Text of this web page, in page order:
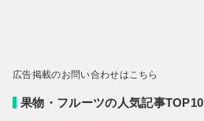
広告掲載のお問い合わせはこちら
果物・フルーツの人気記事TOP10